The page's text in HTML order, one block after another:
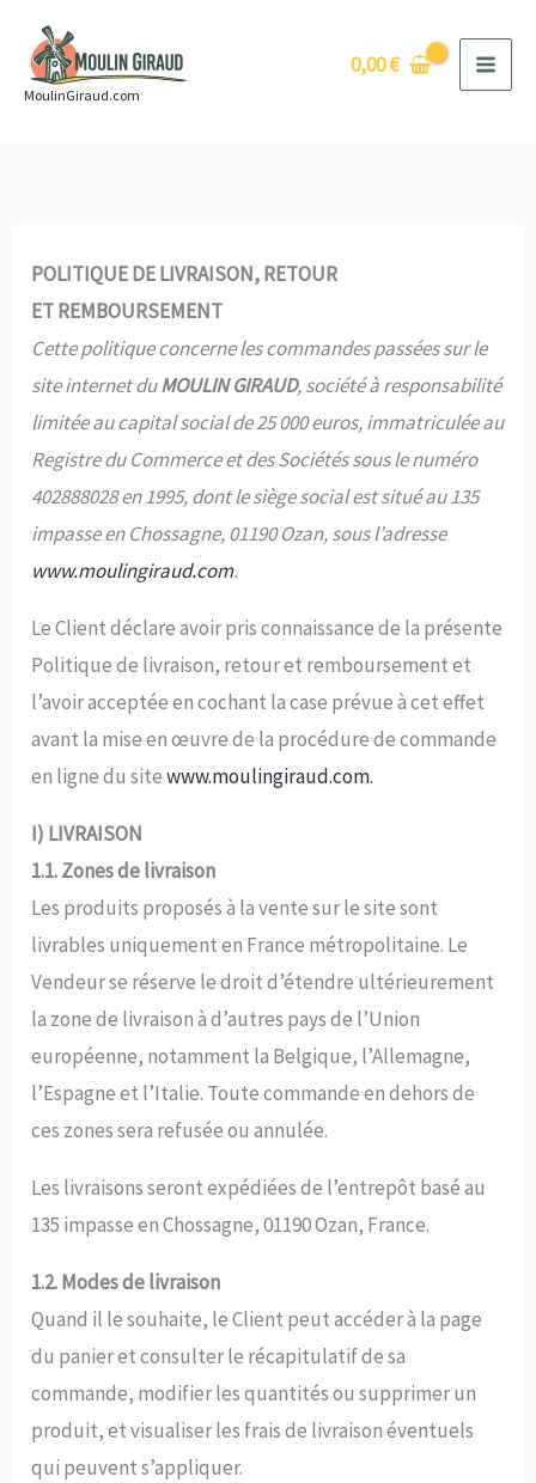
contenu
MoulinGiraud.com
0,00€
POLITIQUE DE LIVRAISON, RETOUR
ET REMBOURSEMENT
Cette politique concerne les commandes passées sur le
site internet duMOULIN GIRAUD, société à responsabilité
limitée au capital social de 25 000 euros, immatriculée au
Registre du Commerce et des Sociétés sous le numéro
402888028 en 1995, dont le siège social est situé au 135
impasse en Chossagne, 01190 Ozan, sous l’adresse
www.moulingiraud.com.
Le Client déclare avoir pris connaissance de la présente
Politique de livraison, retour et remboursement et
l’avoir acceptée en cochant la case prévue à cet effet
avant la mise en œuvre de la procédure de commande
en ligne du sitewww.moulingiraud.com.
I) LIVRAISON
1.1. Zones de livraison
Les produits proposés à la vente sur le site sont
livrables uniquement en France métropolitaine. Le
Vendeur se réserve le droit d’étendre ultérieurement
la zone de livraison à d’autres pays de l’Union
européenne, notamment la Belgique, l’Allemagne,
l’Espagne et l’Italie. Toute commande en dehors de
ces zones sera refusée ou annulée.
Les livraisons seront expédiées de l’entrepôt basé au
135 impasse en Chossagne, 01190 Ozan, France.
1.2. Modes de livraison
Quand il le souhaite, le Client peut accéder à la page
du panier et consulter le récapitulatif de sa
commande, modifier les quantités ou supprimer un
produit, et visualiser les frais de livraison éventuels
qui peuvent s’appliquer.